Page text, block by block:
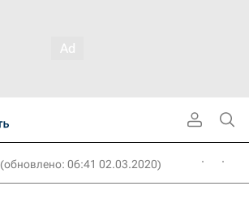
(обновлено: 06:41 02.03.2020)